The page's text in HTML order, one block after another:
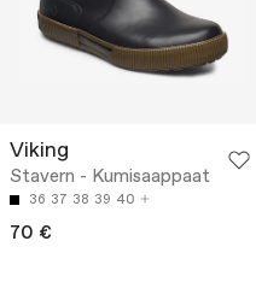
Viking
Stavern - Kumisaappaat
36 37 38 39 40
70 €